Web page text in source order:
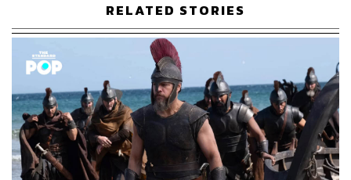
อัสสเดช คงสิริ กรรมการและผู้จัดการ ตลาดหลักทรัพย์แห่ง
ประเทศไทย (ตลท.)
RELATED STORIES